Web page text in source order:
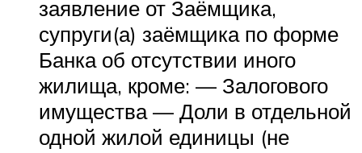
заявление от Заёмщика,
супруги(а) заёмщика по форме
Банка об отсутствии иного
жилища, кроме: — Залогового
имущества — Доли в отдельной
одной жилой единицы (не